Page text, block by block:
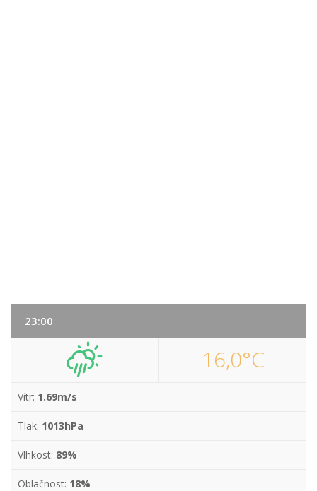
23:00
16,0°C
Vítr: 1.69m/s
Tlak: 1013hPa
Vlhkost: 89%
Oblačnost: 18%